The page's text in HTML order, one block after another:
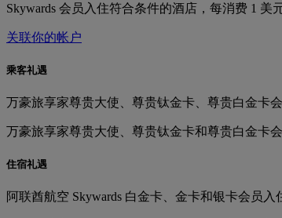
Skywards 会员入住符合条件的酒店，每消费 1 美
关联你的帐户
乘客礼遇
万豪旅享家尊贵大使、尊贵钛金卡、尊贵白金卡
万豪旅享家尊贵大使、尊贵钛金卡和尊贵白金卡
住宿礼遇
阿联酋航空 Skywards 白金卡、金卡和银卡会员